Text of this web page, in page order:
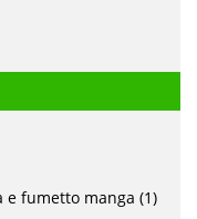
e fumetto manga (1)